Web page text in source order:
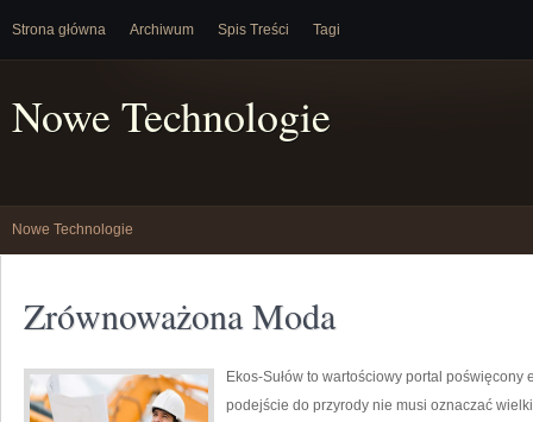
Strona główna Archiwum Spis Treści Tagi
Nowe Technologie
Nowe Technologie
Zrównoważona Moda
Ekos-Sułów to wartościowy portal
podejście do przyrody nie musi oznaczać